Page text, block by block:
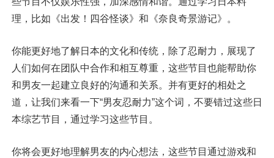
理，比如《出发！四谷怪谈》和《奈良奇景游记》。
你能更好地了解日本的文化和传统，除了忍耐力，展现了
人们如何在团队中合作和相互尊重，这些节目也能帮助你
和男友一起建立良好的沟通和关系。并有更好的相处之
道，让我们来看一下“男友忍耐力”这个词，不要错过这些日
本综艺节目，通过学习这些节目。
你将会更好地理解男友的内心想法，这些节目通过游戏和